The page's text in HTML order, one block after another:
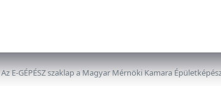
Az E-GÉPÉSZ szaklap a Magyar Mérnöki Kamara